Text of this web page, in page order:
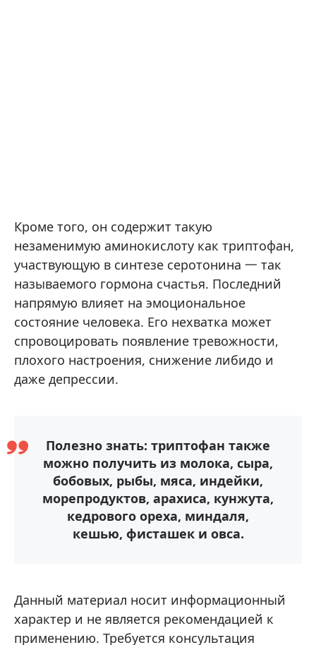
Кроме того, он содержит такую
незаменимую аминокислоту как триптофан,
участвующую в синтезе серотонина 一 так
называемого гормона счастья. Последний
напрямую влияет на эмоциональное
состояние человека. Его нехватка может
спровоцировать появление тревожности,
плохого настроения, снижение либидо и
даже депрессии.
Полезно знать: триптофан также
можно получить из молока, сыра,
бобовых, рыбы, мяса, индейки,
морепродуктов, арахиса, кунжута,
кедрового ореха, миндаля,
кешью, фисташек и овса.
Данный материал носит информационный
характер и не является рекомендацией к
применению. Требуется консультация